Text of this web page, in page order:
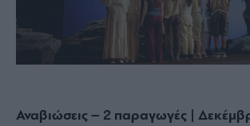
Αναβιώσεις – 2 παραγωγές |